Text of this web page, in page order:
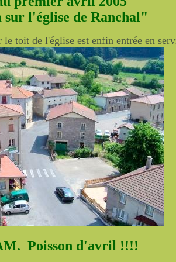
sur l'église de Ranchal"
le toit de l'église est enfin entrée en
Poisson d'avril !!!!